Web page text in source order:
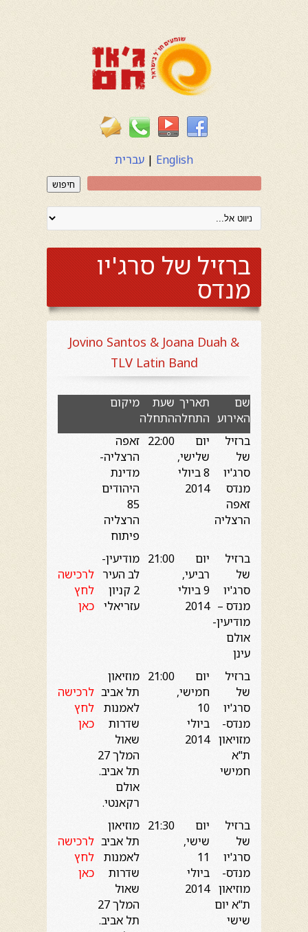
English
| עברית
חיפוש
ברזיל של סרג'יו
מנדס
Jovino Santos & Joana Duah &
TLV Latin Band
שם
האירוע
תאריך
התחלה
שעת
התחלה
מיקום
ברזיל
של
סרג'יו
מנדס
זאפה
הרצליה
יום
שלישי,
8 ביולי
2014
22:00 זאפה
הרצליה-
מדינת
היהודים
85
הרצליה
פיתוח
ברזיל
של
סרג'יו
מנדס –
מודיעין-
אולם
עינן
יום
רביעי,
9 ביולי
2014
21:00 מודיעין-
לב העיר
2 קניון
עזריאלי
לרכישה
לחץ
כאן
ברזיל
של
סרג'יו
מנדס-
מזויאון
ת"א
חמישי
יום
חמישי,
10
ביולי
2014
21:00 מוזיאון
תל אביב
לאמנות
שדרות
שאול
המלך 27
תל אביב.
אולם
רקאנטי.
לרכישה
לחץ
כאן
ברזיל
של
סרג'יו
מנדס-
מוזיאון
ת"א יום
שישי
יום
שישי,
11
ביולי
2014
21:30 מוזיאון
תל אביב
לאמנות
שדרות
שאול
המלך 27
תל אביב.
לרכישה
לחץ
כאן